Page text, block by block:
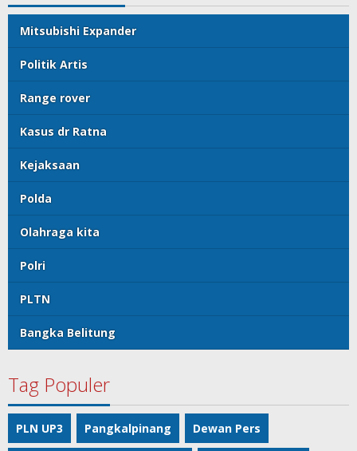
Mitsubishi Expander
Politik Artis
Range rover
Kasus dr Ratna
Kejaksaan
Polda
Olahraga kita
Polri
PLTN
Bangka Belitung
Tag Populer
PLN UP3 Pangkalpinang Dewan Pers